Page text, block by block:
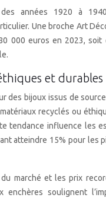
années 1920 à
Une broche Art
000 euros en 2023, soit
et durables
des bijoux issus de
recyclés ou
tendance influence les
atteindre 15% pour les
marché et les prix
enchères soulignent